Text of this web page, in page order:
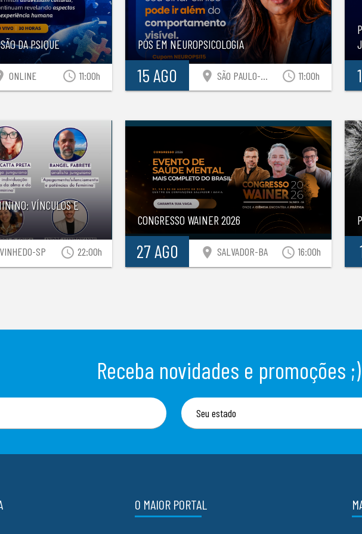
DA PSIQUE
ONLINE access_time 11:00h
PÓS EM NEUROPSICOLOGIA
15 AGO location_on SÃO PAULO-SP access_time 11:00h
VÍNCULOS E
VINHEDO-SP access_time 22:00h
CONGRESSO WAINER 2026
27 AGO location_on SALVADOR-BA access_time 16:00h
Receba novidades e promoções ;)
O MAIOR PORTAL